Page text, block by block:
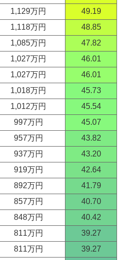
1,129万円
49.19
1,118万円
48.85
1,085万円
47.82
1,027万円
46.01
1,027万円
46.01
1,018万円
45.73
1,012万円
45.54
997万円
45.07
957万円
43.82
937万円
43.20
919万円
42.64
892万円
41.79
857万円
40.70
848万円
40.42
811万円
39.27
811万円
39.27